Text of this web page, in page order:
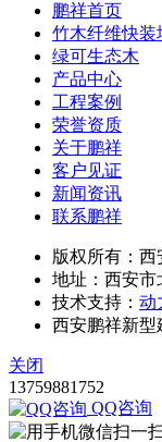
鹏祥首页
竹木纤维快装
绿可生态木
产品中心
工程案例
荣誉资质
关于鹏祥
客户见证
新闻资讯
联系鹏祥
版权所有：西
地址：西安市
技术支持： 动
西安鹏祥新型
关闭
13759881752
QQ咨询